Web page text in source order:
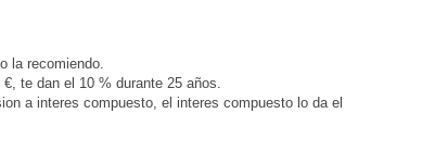
la recomiendo.
te dan el 10 % durante 25 años.
a interes compuesto, el interes compuesto lo da el